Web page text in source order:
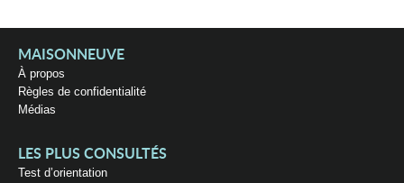
MAISONNEUVE
À propos
Règles de confidentialité
Médias
LES PLUS CONSULTÉS
Test d’orientation